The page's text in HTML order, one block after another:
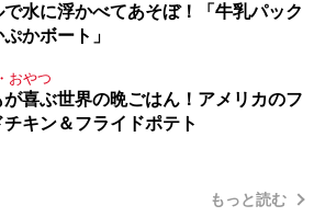
で水に浮かべてあそぼ！「牛乳パック
かボート」
おやつ
が喜ぶ世界の晩ごはん！アメリカのフ
チキン＆フライドポテト
もっと読む